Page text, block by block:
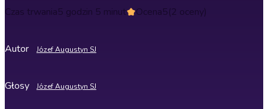
Czas trwania5 godzin 5 minut Ocena5(2 oceny)
Autor Józef Augustyn SJ
Głosy Józef Augustyn SJ